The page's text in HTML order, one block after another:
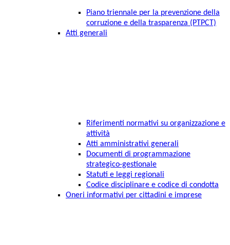
Piano triennale per la prevenzione della
corruzione e della trasparenza (PTPCT)
Atti generali
Riferimenti normativi su organizzazione e
attività
Atti amministrativi generali
Documenti di programmazione
strategico-gestionale
Statuti e leggi regionali
Codice disciplinare e codice di condotta
Oneri informativi per cittadini e imprese